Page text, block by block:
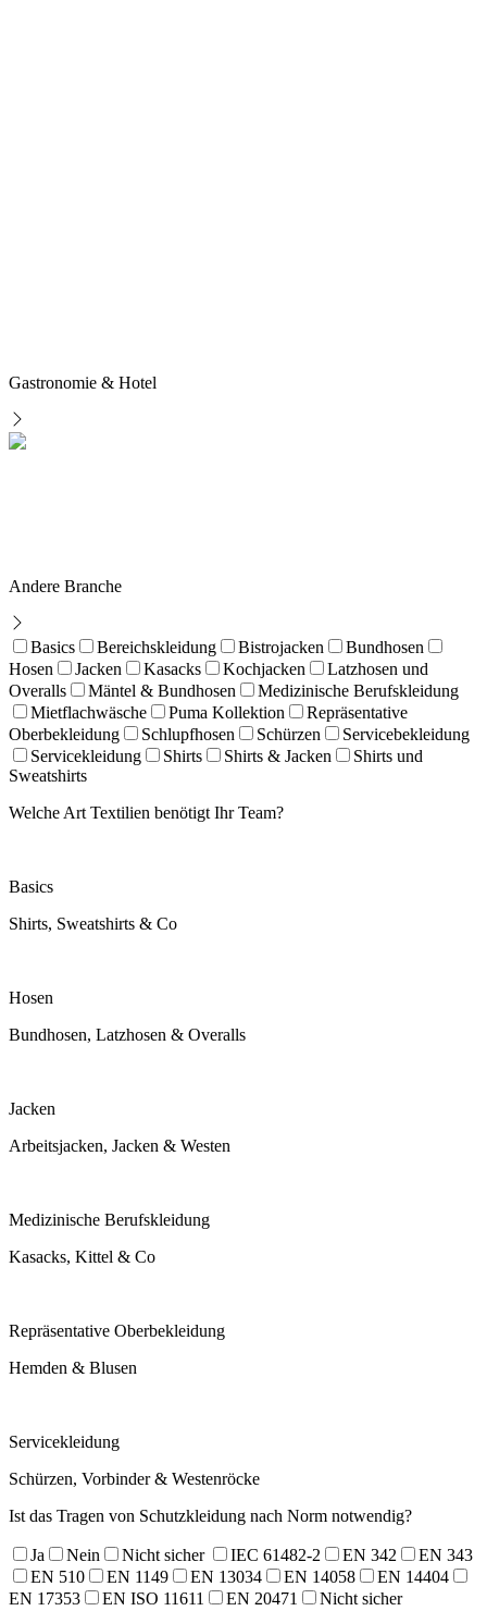
Gastronomie & Hotel
Andere Branche
Basics Bereichskleidung Bistrojacken
Bundhosen
Hosen
Jacken Kasacks Kochjacken
Latzhosen und
Overalls
Mäntel & Bundhosen
Medizinische Berufskleidung
Mietflachwäsche
Puma Kollektion
Repräsentative
Oberbekleidung
Schlupfhosen Schürzen
Servicebekleidung
Servicekleidung
Shirts Shirts & Jacken
Shirts und
Sweatshirts
Welche Art Textilien benötigt Ihr Team?
Basics
Shirts, Sweatshirts & Co
Hosen
Bundhosen, Latzhosen & Overalls
Jacken
Arbeitsjacken, Jacken & Westen
Medizinische Berufskleidung
Kasacks, Kittel & Co
Repräsentative Oberbekleidung
Hemden & Blusen
Servicekleidung
Schürzen, Vorbinder & Westenröcke
Ist das Tragen von Schutzkleidung nach Norm notwendig?
Ja Nein Nicht sicher IEC 61482-2 EN 342
EN 343
EN 510
EN 1149 EN 13034 EN 14058
EN 14404
EN 17353
EN ISO 11611 EN 20471
Nicht sicher